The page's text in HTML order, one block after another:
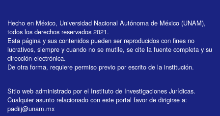
Hecho en México, Universidad Nacional Autónoma de México (UNAM),
todos los derechos reservados 2021.
Esta página y sus contenidos pueden ser reproducidos con fines no
lucrativos, siempre y cuando no se mutile, se cite la fuente completa y su
dirección electrónica.
De otra forma, requiere permiso previo por escrito de la institución.
Sitio web administrado por el Instituto de Investigaciones Jurídicas.
Cualquier asunto relacionado con este portal favor de dirigirse a:
padiij@unam.mx